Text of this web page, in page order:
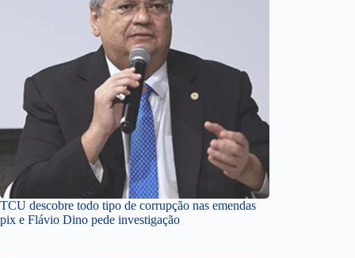
TCU descobre todo tipo de corrupção nas emendas
pix e Flávio Dino pede investigação